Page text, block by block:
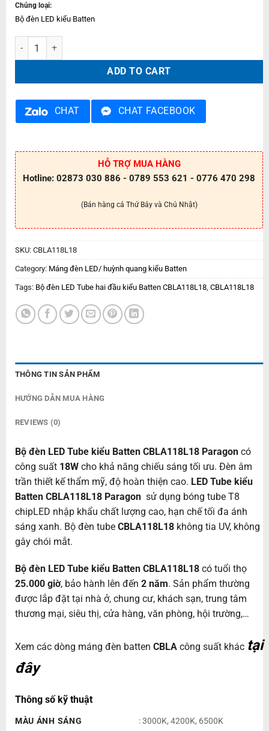
Chủng loại:
Bộ đèn LED kiểu Batten
Bộ đèn LED Tube hai đầu kiểu Batten CBLA118L18 quantity
ADD TO CART
CHAT CHAT FACEBOOK
HỖ TRỢ MUA HÀNG
Hotline: 02873 030 886 - 0789 553 621 - 0776 470 298
(Bán hàng cả Thứ Bảy và Chủ Nhật)
SKU: CBLA118L18
Category: Máng đèn LED/ huỳnh quang kiểu Batten
Tags: Bộ đèn LED Tube hai đầu kiểu Batten CBLA118L18, CBLA118L18
THÔNG TIN SẢN PHẨM
HƯỚNG DẪN MUA HÀNG
REVIEWS (0)
Bộ đèn LED Tube kiểu Batten CBLA118L18 Paragoncó
công suất 18Wcho khả năng chiếu sáng tối ưu. Đèn âm
trần thiết kế thẩm mỹ, độ hoàn thiện cao. LED Tube kiểu
Batten CBLA118L18 Paragon sử dụng bóng tube T8
chipLED nhập khẩu chất lượng cao, hạn chế tối đa ánh
sáng xanh. Bộ đèn tube CBLA118L18không tia UV, không
gây chói mắt.
Bộ đèn LED Tube kiểu Batten CBLA118L18có tuổi thọ
25.000 giờ, bảo hành lên đến 2 năm. Sản phẩm thường
được lắp đặt tại nhà ở, chung cư, khách sạn, trung tâm
thương mại, siêu thị, cửa hàng, văn phòng, hội trường,…
Xem các dòng máng đèn batten CBLAcông suất khác tại
đây
Thông số kỹ thuật
MÀU ÁNH SÁNG
: 3000K, 4200K, 6500K